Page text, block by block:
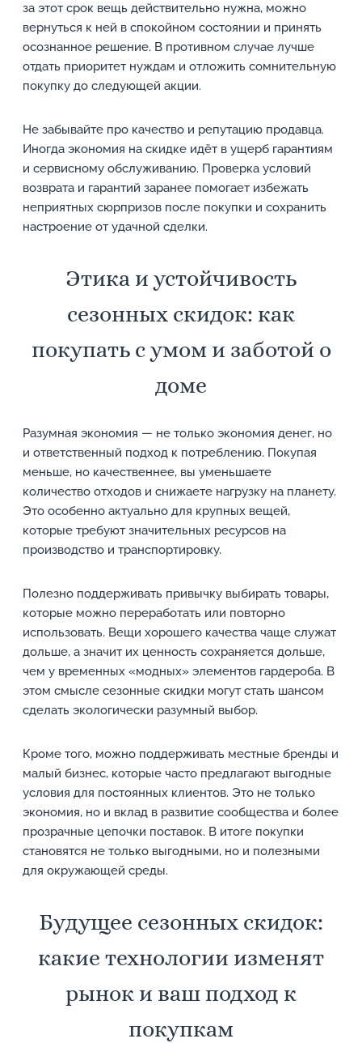
за этот срок вещь действительно нужна, можно
вернуться к ней в спокойном состоянии и принять
осознанное решение. В противном случае лучше
отдать приоритет нуждам и отложить сомнительную
покупку до следующей акции.
Не забывайте про качество и репутацию продавца.
Иногда экономия на скидке идёт в ущерб гарантиям
и сервисному обслуживанию. Проверка условий
возврата и гарантий заранее помогает избежать
неприятных сюрпризов после покупки и сохранить
настроение от удачной сделки.
Этика и устойчивость
сезонных скидок: как
покупать с умом и заботой о
доме
Разумная экономия — не только экономия денег, но
и ответственный подход к потреблению. Покупая
меньше, но качественнее, вы уменьшаете
количество отходов и снижаете нагрузку на планету.
Это особенно актуально для крупных вещей,
которые требуют значительных ресурсов на
производство и транспортировку.
Полезно поддерживать привычку выбирать товары,
которые можно переработать или повторно
использовать. Вещи хорошего качества чаще служат
дольше, а значит их ценность сохраняется дольше,
чем у временных «модных» элементов гардероба. В
этом смысле сезонные скидки могут стать шансом
сделать экологически разумный выбор.
Кроме того, можно поддерживать местные бренды и
малый бизнес, которые часто предлагают выгодные
условия для постоянных клиентов. Это не только
экономия, но и вклад в развитие сообщества и более
прозрачные цепочки поставок. В итоге покупки
становятся не только выгодными, но и полезными
для окружающей среды.
Будущее сезонных скидок:
какие технологии изменят
рынок и ваш подход к
покупкам